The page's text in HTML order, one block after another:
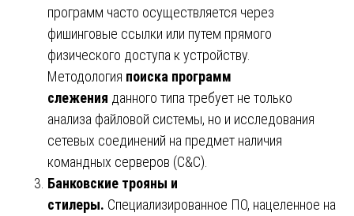
программ часто осуществляется через
фишинговые ссылки или путем прямого
физического доступа к устройству.
Методология поиска программ
слежения данного типа требует не только
анализа файловой системы, но и исследования
сетевых соединений на предмет наличия
командных серверов (C&C).
Банковские трояны и
стилеры. Специализированное ПО, нацеленное на